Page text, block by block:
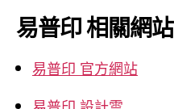
鍵
字:
易普印 相關網站
易普印 官方網站